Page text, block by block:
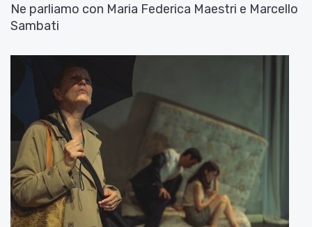
Ne parliamo con Maria Federica Maestri e Marcello
Sambati